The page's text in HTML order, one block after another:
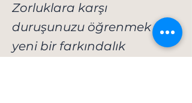
Zorluklara karşı
duruşunuzu öğrenmek ve
yeni bir farkındalık